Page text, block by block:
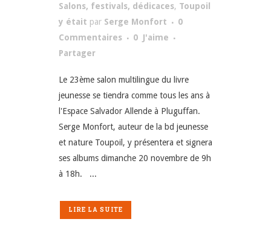
Salons, festivals, dédicaces, Toupoil
y était par Serge Monfort
0
Commentaires
0 J'aime
Partager
Le 23ème salon multilingue du livre
jeunesse se tiendra comme tous les ans à
l'Espace Salvador Allende à Pluguffan.
Serge Monfort, auteur de la bd jeunesse
et nature Toupoil, y présentera et signera
ses albums dimanche 20 novembre de 9h
à 18h. ...
LIRE LA SUITE